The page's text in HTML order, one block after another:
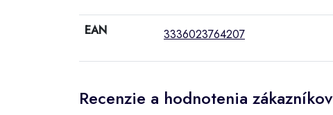
EAN 3336023764207
Recenzie a hodnotenia zákazníkov